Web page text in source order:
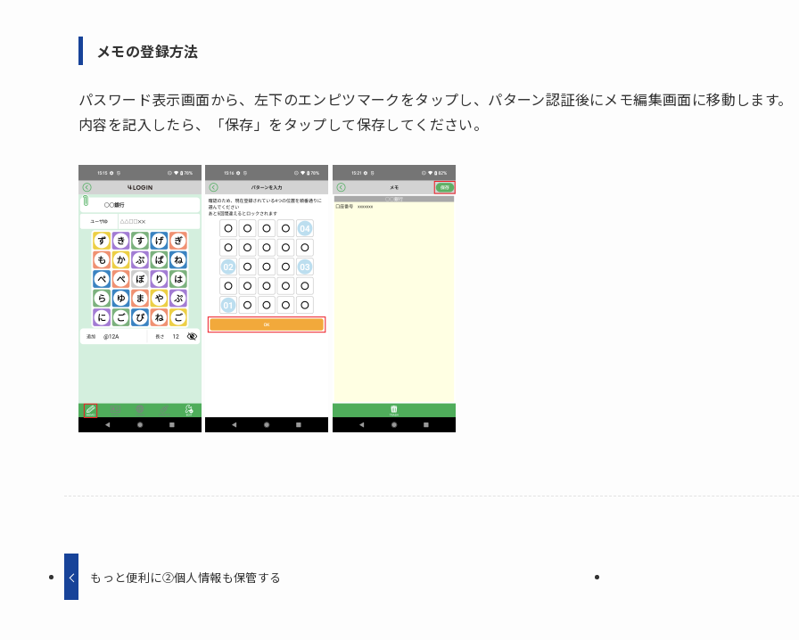
メモの登録方法
パスワード表示画面から、左下のエンピツマークをタップし、パターン認証後にメモ編集画面に移動します。
内容を記入したら、「保存」をタップして保存してください。
もっと便利に②個人情報も保管する